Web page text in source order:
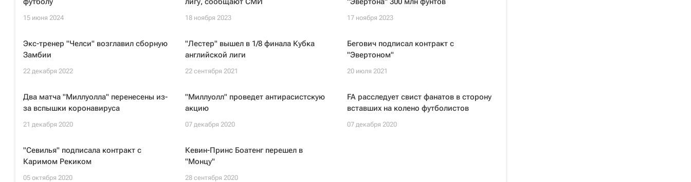
15 июня 2024 18 ноября 2023 17 ноября 2023
Экс-тренер "Челси" возглавил сборную
Замбии
22 декабря 2022
"Лестер" вышел в 1/8 финала Кубка
английской лиги
22 сентября 2021
Бегович подписал контракт с
"Эвертоном"
20 июля 2021
Два матча "Миллуолла" перенесены из-
за вспышки коронавируса
21 декабря 2020
"Миллуолл" проведет антирасистскую
акцию
07 декабря 2020
FA расследует свист фанатов в сторону
вставших на колено футболистов
07 декабря 2020
"Севилья" подписала контракт с
Каримом Рекиком
05 октября 2020
Кевин-Принс Боатенг перешел в
"Монцу"
28 сентября 2020